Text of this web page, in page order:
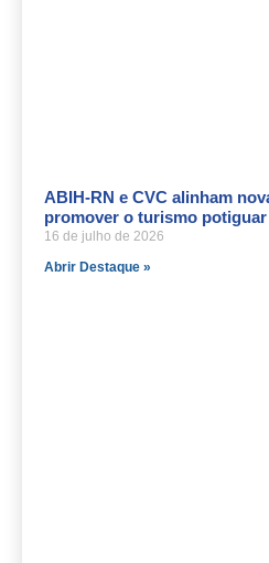
ABIH-RN e CVC alinham
promover o turismo potiguar
16 de julho de 2026
Abrir Destaque »